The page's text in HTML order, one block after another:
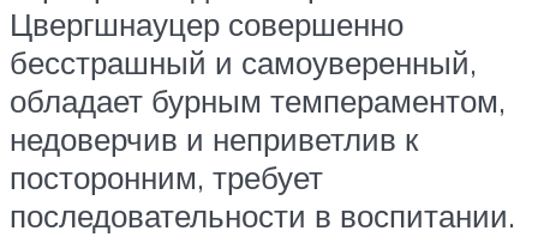
Цвергшнауцер совершенно
бесстрашный и самоуверенный,
обладает бурным темпераментом,
недоверчив и неприветлив к
посторонним, требует
последовательности в воспитании.